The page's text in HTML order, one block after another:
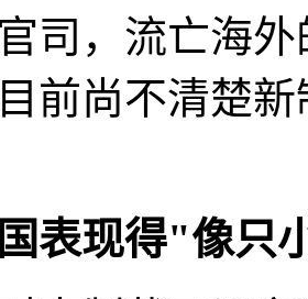
司，流亡海
前尚不清楚
表现得"像只